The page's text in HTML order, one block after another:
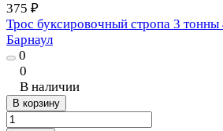
375 ₽
Трос буксировочный стропа 3
Барнаул
0
0
В наличии
В корзину